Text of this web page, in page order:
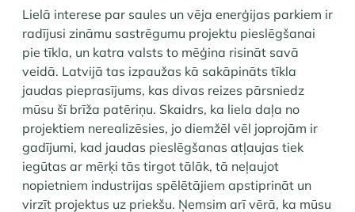
Lielā interese par saules un vēja enerģijas parkiem ir
radījusi zināmu sastrēgumu projektu pieslēgšanai
pie tīkla, un katra valsts to mēģina risināt savā
veidā. Latvijā tas izpaužas kā sakāpināts tīkla
jaudas pieprasījums, kas divas reizes pārsniedz
mūsu šī brīža patēriņu. Skaidrs, ka liela daļa no
projektiem nerealizēsies, jo diemžēl vēl joprojām ir
gadījumi, kad jaudas pieslēgšanas atļaujas tiek
iegūtas ar mērķi tās tirgot tālāk, tā neļaujot
nopietniem industrijas spēlētājiem apstiprināt un
virzīt projektus uz priekšu. Ņemsim arī vērā, ka mūsu